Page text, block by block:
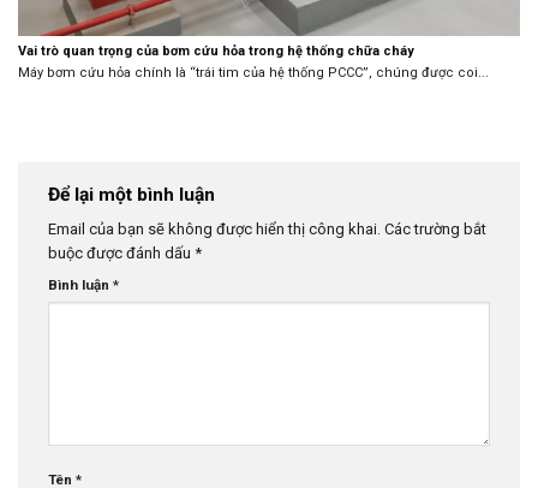
Vai trò quan trọng của bơm cứu hỏa trong hệ thống chữa cháy
Máy bơm cứu hỏa chính là “trái tim của hệ thống PCCC”, chúng được coi...
Để lại một bình luận
Email của bạn sẽ không được hiển thị công khai. Các trường bắt
buộc được đánh dấu *
Bình luận *
Tên *